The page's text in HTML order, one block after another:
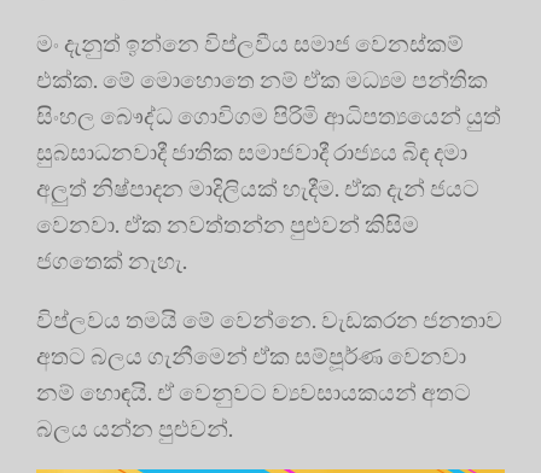
මං දැනුත් ඉන්නෙ විප්ලවීය සමාජ වෙනස්කම්
එක්ක. මේ මොහොතෙ නම් ඒක මධ්‍යම පන්තික
සිංහල බෞද්ධ ගොවිගම පිරිමි ආධිපත්‍යයෙන් යුත්
සුබසාධනවාදී ජාතික සමාජවාදී රාජ්‍යය බිඳ දමා
අලුත් නිෂ්පාදන මාදිලියක් හැදීම. ඒක දැන් ජයට
වෙනවා. ඒක නවත්තන්න පුළුවන් කිසිම
ජගතෙක් නැහැ.
විප්ලවය තමයි මේ වෙන්නෙ. වැඩකරන ජනතාව
අතට බලය ගැනීමෙන් ඒක සම්පූර්ණ වෙනවා
නම් හොඳයි. ඒ වෙනුවට ව්‍යවසායකයන් අතට
බලය යන්න පුළුවන්.